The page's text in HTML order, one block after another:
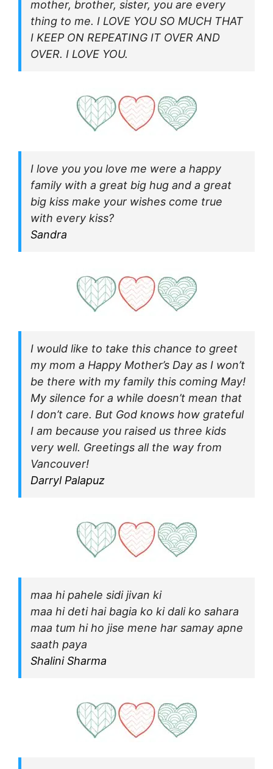
mother, brother, sister, you are every
thing to me. I LOVE YOU SO MUCH THAT
I KEEP ON REPEATING IT OVER AND
OVER. I LOVE YOU.
I love you you love me were a happy
family with a great big hug and a great
big kiss make your wishes come true
with every kiss?
Sandra
I would like to take this chance to greet
my mom a Happy Mother’s Day as I won’t
be there with my family this coming May!
My silence for a while doesn’t mean that
I don’t care. But God knows how grateful
I am because you raised us three kids
very well. Greetings all the way from
Vancouver!
Darryl Palapuz
maa hi pahele sidi jivan ki
maa hi deti hai bagia ko ki dali ko sahara
maa tum hi ho jise mene har samay apne
saath paya
Shalini Sharma